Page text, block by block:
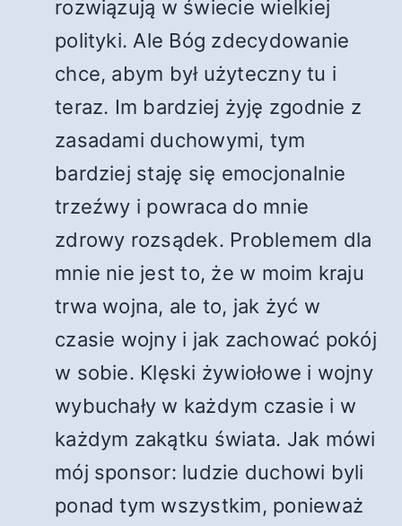
rozwiązują w świecie wielkiej
polityki. Ale Bóg zdecydowanie
chce, abym był użyteczny tu i
teraz. Im bardziej żyję zgodnie z
zasadami duchowymi, tym
bardziej staję się emocjonalnie
trzeźwy i powraca do mnie
zdrowy rozsądek. Problemem dla
mnie nie jest to, że w moim kraju
trwa wojna, ale to, jak żyć w
czasie wojny i jak zachować pokój
w sobie. Klęski żywiołowe i wojny
wybuchały w każdym czasie i w
każdym zakątku świata. Jak mówi
mój sponsor: ludzie duchowi byli
ponad tym wszystkim, ponieważ